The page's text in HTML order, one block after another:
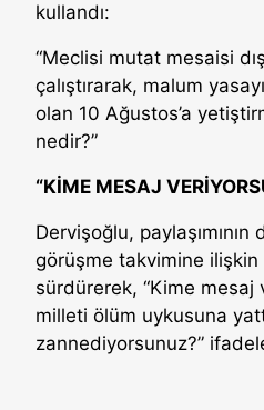
kullandı:
“Meclisi mutat mesaisi
çalıştırarak, malum
olan 10 Ağustos’a
nedir?”
“KİME MESAJ
Dervişoğlu,
görüşme takvimine
sürdürerek, “Kime mesaj
milleti ölüm uykusuna
zannediyorsunuz?”